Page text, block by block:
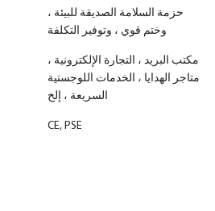
حزمة السلامة الصديقة للبيئة ،
وختم قوي ، وتوفير التكلفة
مكتب البريد ، التجارة الإلكترونية ،
متاجر الهدايا ، الخدمات اللوجستية
السريعة ، إلخ
CE, PSE